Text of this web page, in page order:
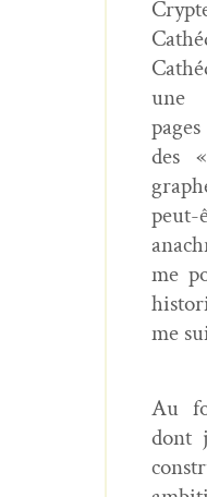
une
des
me
me
Au
dont